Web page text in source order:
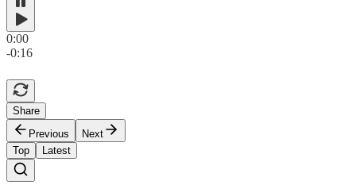
0:00
-0:16
Share
Previous
Next
Top
Latest